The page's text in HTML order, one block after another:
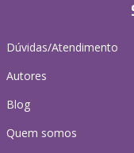
Dúvidas/Atendimento
Autores
Blog
Quem somos